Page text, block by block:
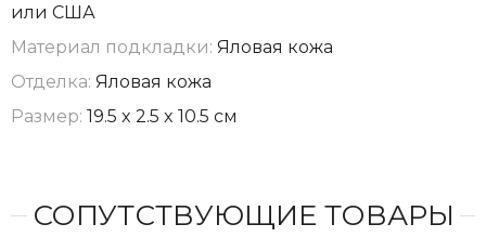
или США
Материал подкладки: Яловая кожа
Отделка: Яловая кожа
Размер: 19.5 x 2.5 x 10.5 см
СОПУТСТВУЮЩИЕ ТОВАРЫ